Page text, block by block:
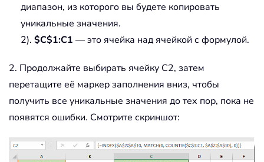
диапазон, из которого вы будете копировать
уникальные значения.
2). $C$1:C1 — это ячейка над ячейкой с формулой.
2. Продолжайте выбирать ячейку C2, затем
перетащите её маркер заполнения вниз, чтобы
получить все уникальные значения до тех пор, пока не
появятся ошибки. Смотрите скриншот: